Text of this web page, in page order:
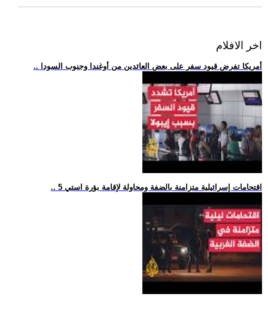
اخر الافلام
.. أمريكا تفرض قيود سفر على بعض العائدين من أوغندا وجنوب السودا
.. 5 اقتحامات إسرائيلية متزامنة بالضفة ومحاولة لإقامة بؤرة استي